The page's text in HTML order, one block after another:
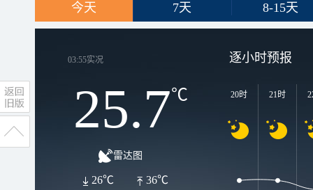
今天 7天 8-15天
03:55实况
25.7℃
雷达图
36℃
26℃
逐小时预报
20时 21时